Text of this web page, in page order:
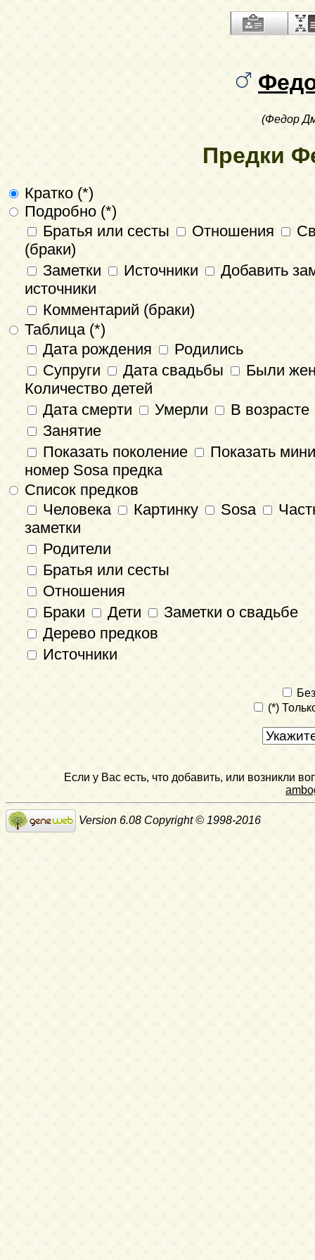
(Федор
Предки
Кратко (*)
Подробно (*)
Братья или сесты
Отношения
(браки)
Заметки
Источники
Добавить
источники
Комментарий (браки)
Таблица (*)
Дата рождения
Родились
Супруги
Дата свадьбы
Были
Количество детей
Дата смерти
Умерли
В возрасте
Занятие
Показать поколение
Показать
номер Sosa предка
Список предков
Человека
Картинку Sosa
заметки
Родители
Братья или сесты
Отношения
Браки
Дети
Заметки о свадьбе
Дерево предков
Источники
(*)
Если у Вас есть, что добавить, или возникли
Version 6.08 Copyright © 1998-2016